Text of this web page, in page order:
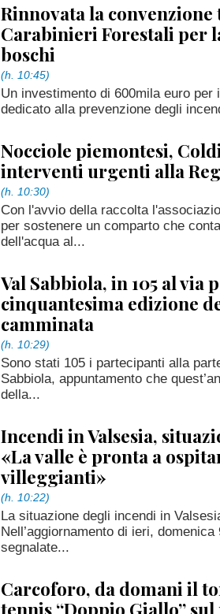
Rinnovata la convenzione
Carabinieri Forestali per
boschi
(h. 10:45)
Un investimento di 600mila euro per
dedicato alla prevenzione degli
Nocciole piemontesi,
interventi urgenti alla
(h. 10:30)
Con l'avvio della raccolta
per sostenere un comparto che
dell'acqua al...
Val Sabbiola, in 105 al via
cinquantesima edizione
camminata
(h. 10:29)
Sono stati 105 i partecipanti alla
Sabbiola, appuntamento che
della...
Incendi in Valsesia,
«La valle è pronta a
villeggianti»
(h. 10:22)
La situazione degli incendi in
Nell’aggiornamento di ieri,
segnalate...
Carcoforo, da domani il
tennis “Doppio Giallo”